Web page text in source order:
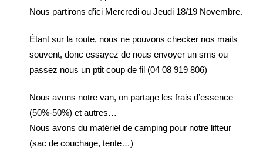
Nous partirons d’ici Mercredi ou Jeudi 18/19 Novembre.
Étant sur la route, nous ne pouvons checker nos mails
souvent, donc essayez de nous envoyer un sms ou
passez nous un ptit coup de fil (04 08 919 806)
Nous avons notre van, on partage les frais d’essence
(50%-50%) et autres…
Nous avons du matériel de camping pour notre lifteur
(sac de couchage, tente…)